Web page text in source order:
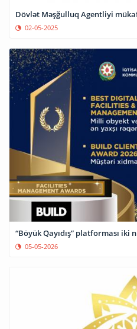
Dövlət Məşğulluq Agentliyi
02-05-2025
“Böyük Qayıdış” platforması
05-05-2026